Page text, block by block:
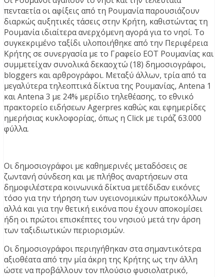
πενταετία οι αφίξεις από τη Ρουμανία παρουσιάζουν
διαρκώς αυξητικές τάσεις στην Κρήτη, καθιστώντας τη
Ρουμανία ιδιαίτερα ανερχόμενη αγορά για το νησί. Το
συγκεκριμένο ταξίδι υλοποιήθηκε από την Περιφέρεια
Κρήτης σε συνεργασία με το Γραφείο ΕΟΤ Ρουμανίας και
συμμετείχαν συνολικά δεκαοχτώ (18) δημοσιογράφοι,
bloggers και αρθρογράφοι. Μεταξύ άλλων, τρία από τα
μεγαλύτερα τηλεοπτικά δίκτυα της Ρουμανίας, Antena 1
και Antena 3 με 24% μερίδιο τηλεθέασης, το εθνικό
πρακτορείο ειδήσεων Agerpres καθώς και εφημερίδες
ημερήσιας κυκλοφορίας, όπως η Click με τιράζ 63.000
φύλλα.
Οι δημοσιογράφοι με καθημερινές μεταδόσεις σε
ζωντανή σύνδεση και με πλήθος αναρτήσεων στα
δημοφιλέστερα κοινωνικά δίκτυα μετέδιδαν εικόνες
τόσο για την τήρηση των υγειονομικών πρωτοκόλλων
αλλά και για την θετική εικόνα που έχουν αποκομίσει
ήδη οι πρώτοι επισκέπτες του νησιού μετά την άρση
των ταξιδιωτικών περιορισμών.
Οι δημοσιογράφοι περιηγήθηκαν στα σημαντικότερα
αξιοθέατα από την μία άκρη της Κρήτης ως την άλλη
ώστε να προβάλλουν τον πλούσιο φυσιολατρικό,